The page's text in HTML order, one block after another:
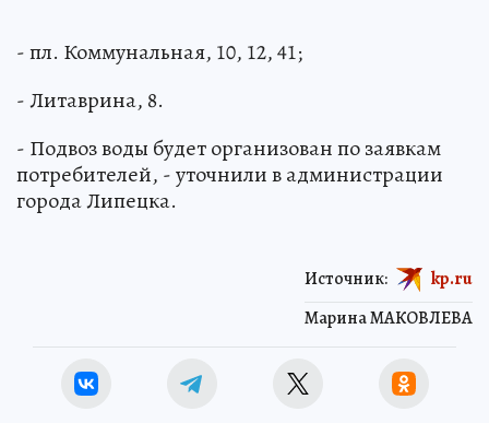
- пл. Коммунальная, 10, 12, 41;
- Литаврина, 8.
- Подвоз воды будет организован по заявкам
потребителей, - уточнили в администрации
города Липецка.
Марина МАКОВЛЕВА
Источник: kp.ru